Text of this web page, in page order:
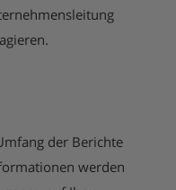
der Berichte
werden